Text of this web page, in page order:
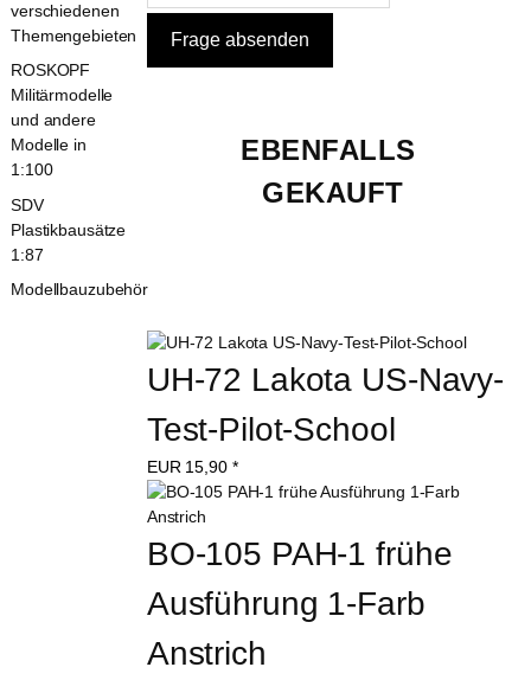
EBENFALLS
GEKAUFT
UH-72 Lakota US-Navy-
Test-Pilot-School
EUR 15,90 *
BO-105 PAH-1 frühe
Ausführung 1-Farb
Anstrich
verschiedenen
Themengebieten
ROSKOPF
Militärmodelle
und andere
Modelle in
1:100
SDV
Plastikbausätze
1:87
Modellbauzubehör